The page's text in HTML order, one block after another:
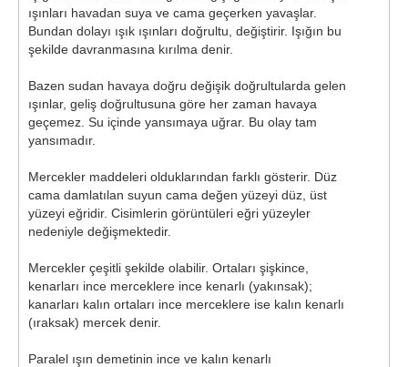
ışınları havadan suya ve cama geçerken yavaşlar.
Bundan dolayı ışık ışınları doğrultu, değiştirir. Işığın bu
şekilde davranmasına kırılma denir.
Bazen sudan havaya doğru değişik doğrultularda gelen
ışınlar, geliş doğrultusuna göre her zaman havaya
geçemez. Su içinde yansımaya uğrar. Bu olay tam
yansımadır.
Mercekler maddeleri olduklarından farklı gösterir. Düz
cama damlatılan suyun cama değen yüzeyi düz, üst
yüzeyi eğridir. Cisimlerin görüntüleri eğri yüzeyler
nedeniyle değişmektedir.
Mercekler çeşitli şekilde olabilir. Ortaları şişkince,
kenarları ince merceklere ince kenarlı (yakınsak);
kanarları kalın ortaları ince merceklere ise kalın kenarlı
(ıraksak) mercek denir.
Paralel ışın demetinin ince ve kalın kenarlı